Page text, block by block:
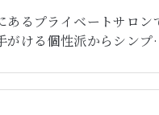
あるプライベートサロン
がける個性派からシン